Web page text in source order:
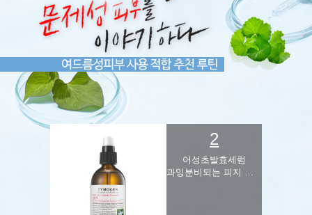
2
어성초발효세럼
과잉분비되는 피지 관리